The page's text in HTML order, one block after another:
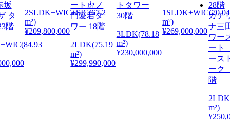
坂
タ
階
2SLDK+WIC+SIC(67.2
m²)
¥209,800,000
ート虎ノ
門愛宕タ
ワー 18階
2LDK(75.19
m²)
¥299,990,000
トタワー
30階
3LDK(78.18
m²)
¥230,000,000
1SLDK+WIC(70.04
m²)
¥269,000,000
カテ
ナ三
ワー
ー
ース
ー
階
m²)